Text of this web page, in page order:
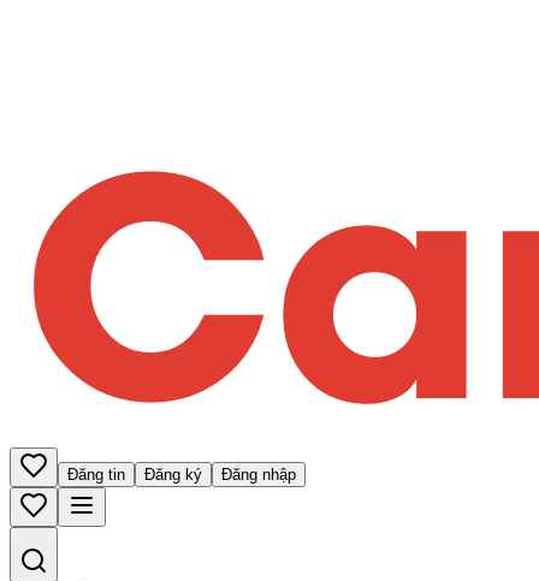
Đăng tin Đăng ký Đăng nhập